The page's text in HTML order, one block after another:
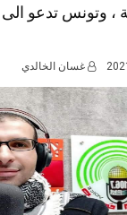
، وتونس تدعو
غسان الخالدي